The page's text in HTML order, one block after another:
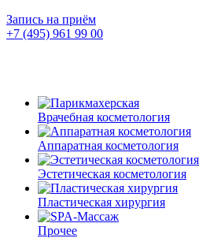
Запись на приём
+7 (495) 961 99 00
Врачебная косметология
Аппаратная косметология
Эстетическая косметология
Пластическая хирургия
Прочее